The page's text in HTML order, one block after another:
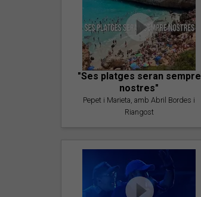
"Ses platges seran sempre
nostres"
Pepet i Marieta, amb Abril Bordes i
Riangost